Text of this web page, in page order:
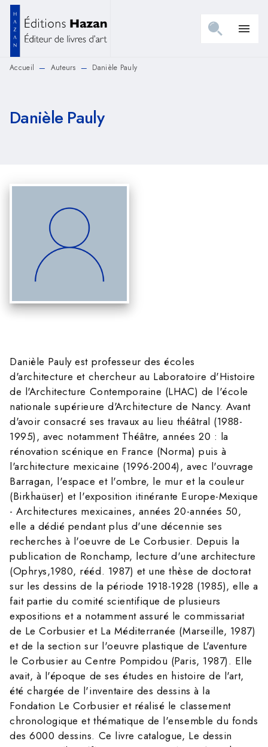
MENU RECHERCHE
PIED DE PAGE
menu
Accueil — Auteurs — Danièle Pauly
Danièle Pauly
Danièle Pauly est professeur des écoles
d'architecture et chercheur au Laboratoire d'Histoire
de l'Architecture Contemporaine (LHAC) de l'école
nationale supérieure d'Architecture de Nancy. Avant
d'avoir consacré ses travaux au lieu théâtral (1988-
1995), avec notamment Théâtre, années 20 : la
rénovation scénique en France (Norma) puis à
l'architecture mexicaine (1996-2004), avec l'ouvrage
Barragan, l'espace et l'ombre, le mur et la couleur
(Birkhaüser) et l'exposition itinérante Europe-Mexique
- Architectures mexicaines, années 20-années 50,
elle a dédié pendant plus d'une décennie ses
recherches à l'oeuvre de Le Corbusier. Depuis la
publication de Ronchamp, lecture d'une architecture
(Ophrys,1980, rééd. 1987) et une thèse de doctorat
sur les dessins de la période 1918-1928 (1985), elle a
fait partie du comité scientifique de plusieurs
expositions et a notamment assuré le commissariat
de Le Corbusier et La Méditerranée (Marseille, 1987)
et de la section sur l'oeuvre plastique de L'aventure
le Corbusier au Centre Pompidou (Paris, 1987). Elle
avait, à l'époque de ses études en histoire de l'art,
été chargée de l'inventaire des dessins à la
Fondation Le Corbusier et réalisé le classement
chronologique et thématique de l'ensemble du fonds
des 6000 dessins. Ce livre catalogue, Le dessin